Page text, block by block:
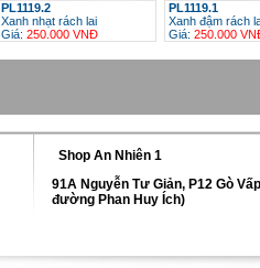
PL1119.2
Xanh nhạt rách lai
Giá: 250.000 VNĐ
PL1119.1
Xanh đậm rách
Giá: 250.000
Shop An Nhiên 1
91A Nguyễn Tư Giản, P12 Gò
đường Phan Huy Ích)